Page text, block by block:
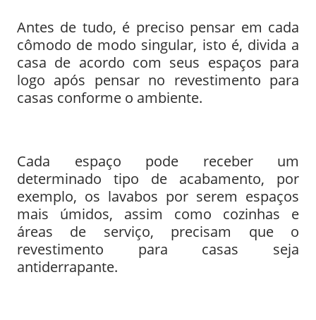
Antes de tudo, é preciso pensar em cada
cômodo de modo singular, isto é, divida a
casa de acordo com seus espaços para
logo após pensar no revestimento para
casas conforme o ambiente.
Cada espaço pode receber um
determinado tipo de acabamento, por
exemplo, os lavabos por serem espaços
mais úmidos, assim como cozinhas e
áreas de serviço, precisam que o
revestimento para casas seja
antiderrapante.